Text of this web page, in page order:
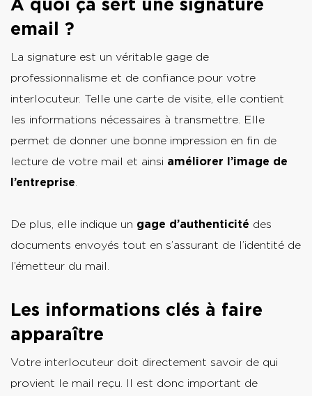
email ?
La signature est un véritable gage de
professionnalisme et de confiance pour votre
interlocuteur. Telle une carte de visite, elle contient
les informations nécessaires à transmettre. Elle
permet de donner une bonne impression en fin de
lecture de votre mail et ainsi améliorer l’image de
l’entreprise
De plus, elle indique un gage d’authenticité des
documents envoyés tout en s’assurant de l’identité de
l’émetteur du mail.
Les informations clés à faire
apparaître
Votre interlocuteur doit directement savoir de qui
provient le mail reçu. Il est donc important de